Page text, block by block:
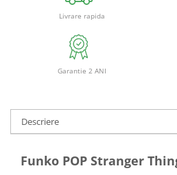
Livrare rapida
Garantie 2 ANI
Descriere
Funko POP Stranger